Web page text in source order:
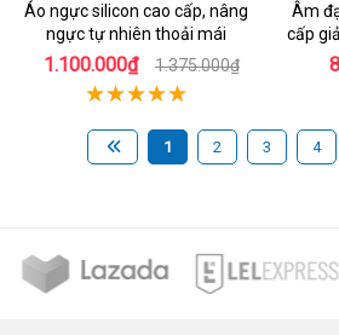
Áo ngực silicon cao cấp, nâng
ngực tự nhiên thoải mái
1.100.000₫ 1.375.000₫
Âm
cấp
1 2 3 4